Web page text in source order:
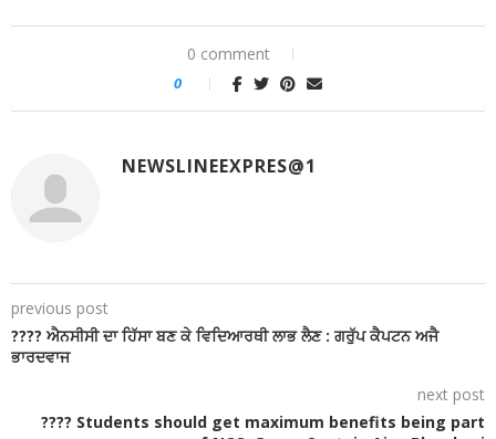
0 comment
0
NEWSLINEEXPRES@1
previous post
???? ਐਨਸੀਸੀ ਦਾ ਹਿੱਸਾ ਬਣ ਕੇ ਵਿਦਿਆਰਥੀ ਲਾਭ ਲੈਣ : ਗਰੁੱਪ ਕੈਪਟਨ ਅਜੈ
ਭਾਰਦਵਾਜ
next post
???? Students should get maximum benefits being part